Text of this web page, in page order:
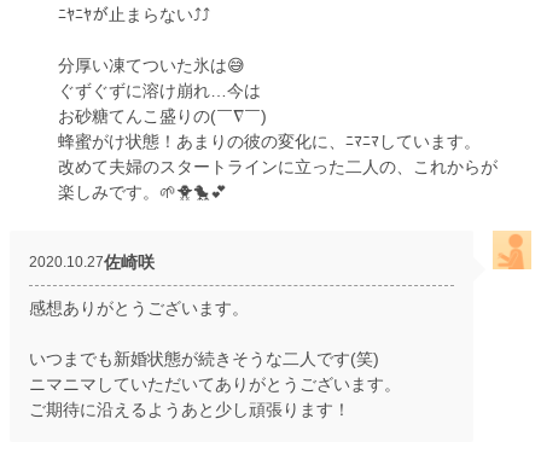
ﾆﾔﾆﾔが止まらない⤴️⤴️
分厚い凍てついた氷は😅
ぐずぐずに溶け崩れ…今は
お砂糖てんこ盛りの(￣∇￣)
蜂蜜がけ状態！あまりの彼の変化に、ﾆﾏﾆﾏしています。
改めて夫婦のスタートラインに立った二人の、これからが
楽しみです。🌱🐥🐤💕
2020.10.27佐崎咲
感想ありがとうございます。
いつまでも新婚状態が続きそうな二人です(笑)
ニマニマしていただいてありがとうございます。
ご期待に沿えるようあと少し頑張ります！